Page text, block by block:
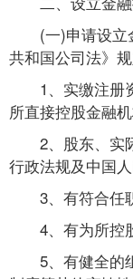
(一)申请设立
共和国公司法》
1、实缴注册资
所直接控股金融
2、股东、实际
行政法规及中国
3、有符合任职
4、有为所控股
5、有健全的组